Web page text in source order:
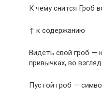
К чему снится Гроб
↑ к содержанию
Видеть свой гроб —
привычках, во
Пустой гроб —